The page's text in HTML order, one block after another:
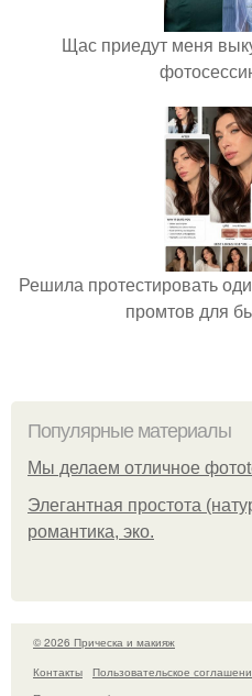
Щас приедут меня
Решила протестировать
промтов для
Популярные материалы
Мы делаем отличное
Элегантная простота
романтика, эко.
© 2026 Прическа и макияж
Контакты
Пользовательское